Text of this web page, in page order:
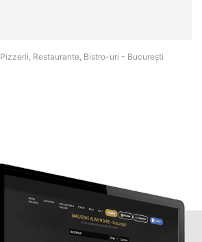
Pizzerii, Restaurante, Bistro-uri - Bucureşti